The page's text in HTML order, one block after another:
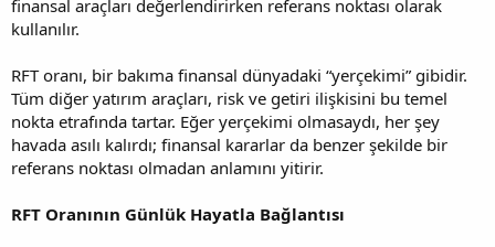
finansal araçları değerlendirirken referans noktası olarak
kullanılır.
RFT oranı, bir bakıma finansal dünyadaki “yerçekimi” gibidir.
Tüm diğer yatırım araçları, risk ve getiri ilişkisini bu temel
nokta etrafında tartar. Eğer yerçekimi olmasaydı, her şey
havada asılı kalırdı; finansal kararlar da benzer şekilde bir
referans noktası olmadan anlamını yitirir.
RFT Oranının Günlük Hayatla Bağlantısı